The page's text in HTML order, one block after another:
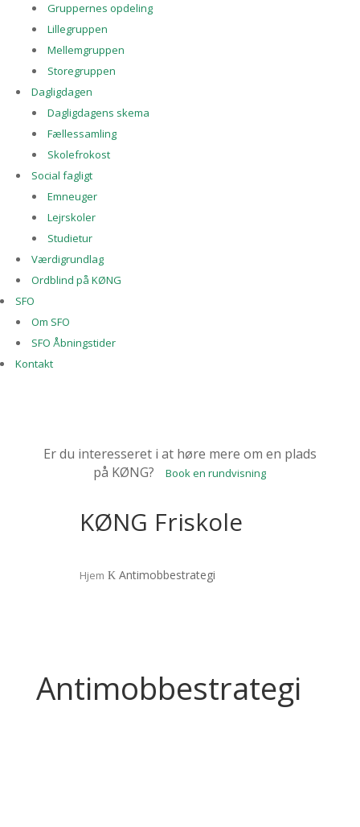
Gruppernes opdeling
Lillegruppen
Mellemgruppen
Storegruppen
Dagligdagen
Dagligdagens skema
Fællessamling
Skolefrokost
Social fagligt
Emneuger
Lejrskoler
Studietur
Værdigrundlag
Ordblind på KØNG
SFO
Om SFO
SFO Åbningstider
Kontakt
Er du interesseret i at høre mere om en plads
på KØNG?
Book en rundvisning
KØNG Friskole
Hjem K Antimobbestrategi
Antimobbestrategi